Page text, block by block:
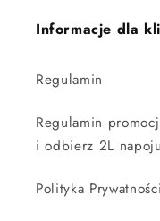
Informacje dla
Regulamin
Regulamin
i odbierz 2L
Polityka Prywatności